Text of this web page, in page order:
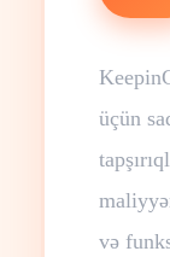
üçün
və